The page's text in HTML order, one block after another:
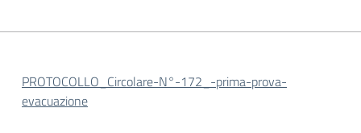
PROTOCOLLO_Circolare-N°-172_-prima-prova-
evacuazione